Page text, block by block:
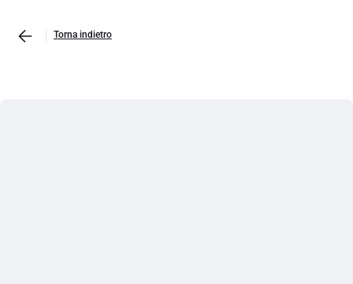
Torna indietro